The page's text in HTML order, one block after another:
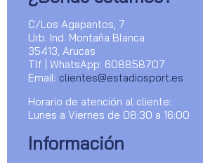
C/Los Agapantos, 7
Urb. Ind. Montaña Blanca
35413, Arucas
Tlf | WhatsApp: 608858707
Email: clientes@estadiosport.es
Horario de atención al cliente:
Lunes a Viernes de 08:30 a 16:00
Información